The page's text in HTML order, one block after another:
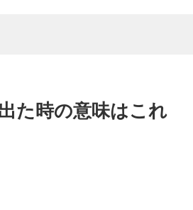
た時の意味はこれ